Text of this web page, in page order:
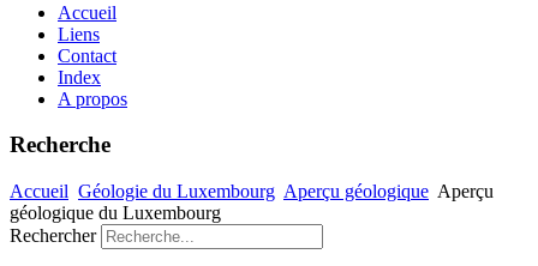
Accueil
Liens
Contact
Index
A propos
Recherche
Accueil Géologie du Luxembourg Aperçu géologique Aperçu
géologique du Luxembourg
Rechercher